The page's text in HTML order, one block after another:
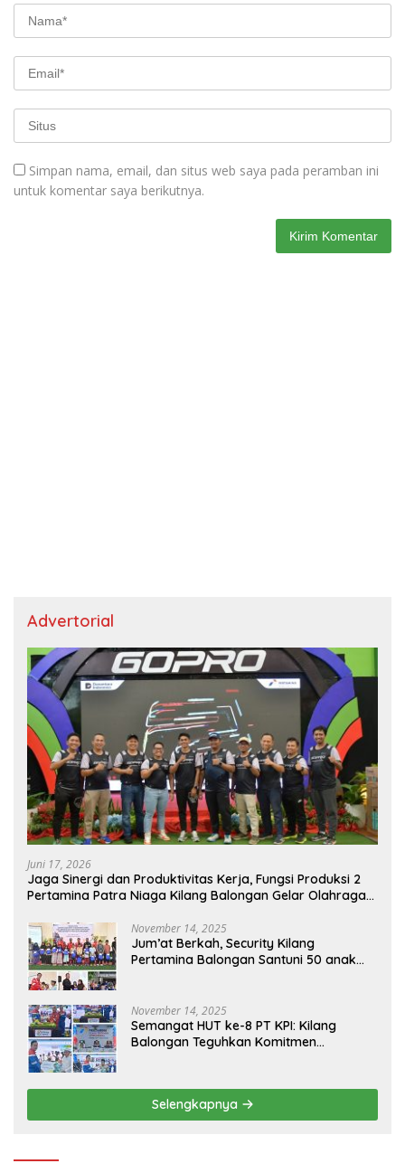
Simpan nama, email, dan situs web saya pada peramban ini
untuk komentar saya berikutnya.
Advertorial
Juni 17, 2026
Jaga Sinergi dan Produktivitas Kerja, Fungsi Produksi 2
Pertamina Patra Niaga Kilang Balongan Gelar Olahraga
November 14, 2025
Jum’at Berkah, Security Kilang
Pertamina Balongan Santuni 50 anak
November 14, 2025
Semangat HUT ke-8 PT KPI: Kilang
Balongan Teguhkan Komitmen
Pendidikan
Selengkapnya